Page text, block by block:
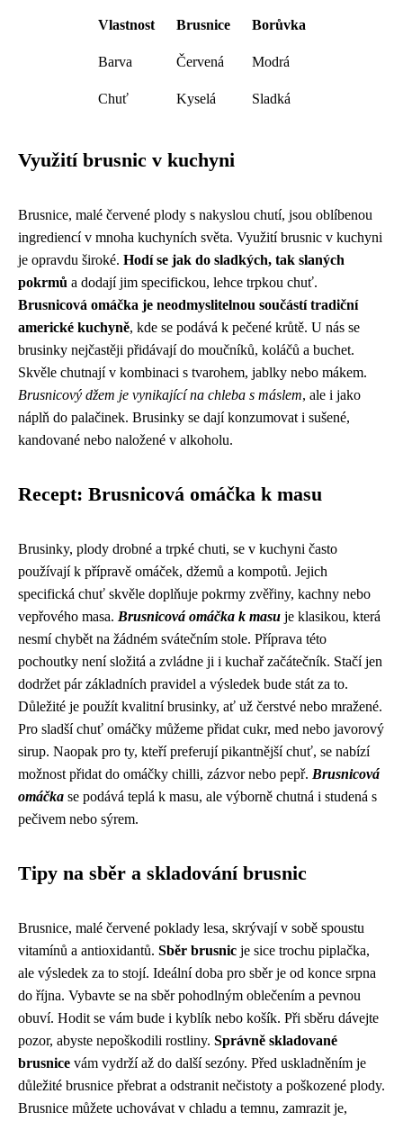
Vlastnost Brusnice Borůvka
Barva Červená Modrá
Chuť Kyselá Sladká
Využití brusnic v kuchyni
Brusnice, malé červené plody s nakyslou chutí, jsou oblíbenou
ingrediencí v mnoha kuchyních světa. Využití brusnic v kuchyni
je opravdu široké. Hodí se jak do sladkých, tak slaných
pokrmů a dodají jim specifickou, lehce trpkou chuť.
Brusnicová omáčka je neodmyslitelnou součástí tradiční
americké kuchyně, kde se podává k pečené krůtě. U nás se
brusinky nejčastěji přidávají do moučníků, koláčů a buchet.
Skvěle chutnají v kombinaci s tvarohem, jablky nebo mákem.
Brusnicový džem je vynikající na chleba s máslem, ale i jako
náplň do palačinek. Brusinky se dají konzumovat i sušené,
kandované nebo naložené v alkoholu.
Recept: Brusnicová omáčka k masu
Brusinky, plody drobné a trpké chuti, se v kuchyni často
používají k přípravě omáček, džemů a kompotů. Jejich
specifická chuť skvěle doplňuje pokrmy zvěřiny, kachny nebo
vepřového masa. Brusnicová omáčka k masu je klasikou, která
nesmí chybět na žádném svátečním stole. Příprava této
pochoutky není složitá a zvládne ji i kuchař začátečník. Stačí jen
dodržet pár základních pravidel a výsledek bude stát za to.
Důležité je použít kvalitní brusinky, ať už čerstvé nebo mražené.
Pro sladší chuť omáčky můžeme přidat cukr, med nebo javorový
sirup. Naopak pro ty, kteří preferují pikantnější chuť, se nabízí
možnost přidat do omáčky chilli, zázvor nebo pepř. Brusnicová
omáčka se podává teplá k masu, ale výborně chutná i studená s
pečivem nebo sýrem.
Tipy na sběr a skladování brusnic
Brusnice, malé červené poklady lesa, skrývají v sobě spoustu
vitamínů a antioxidantů. Sběr brusnic je sice trochu piplačka,
ale výsledek za to stojí. Ideální doba pro sběr je od konce srpna
do října. Vybavte se na sběr pohodlným oblečením a pevnou
obuví. Hodit se vám bude i kyblík nebo košík. Při sběru dávejte
pozor, abyste nepoškodili rostliny. Správně skladované
brusnice vám vydrží až do další sezóny. Před uskladněním je
důležité brusnice přebrat a odstranit nečistoty a poškozené plody.
Brusnice můžete uchovávat v chladu a temnu, zamrazit je,